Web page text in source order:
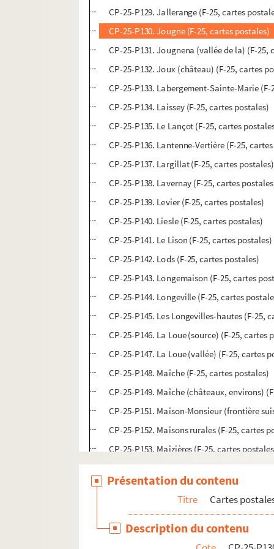
CP-25-P129. Jallerange (F-25, cartes
CP-25-P130. Jougne (F-25, cartes postales)
CP-25-P131. Jougnena (vallée de la) (F-25,
CP-25-P132. Joux (château) (F-25, cartes
CP-25-P133. Labergement-Sainte-Marie
CP-25-P134. Laissey (F-25, cartes postales)
CP-25-P135. Le Lançot (F-25, cartes
CP-25-P136. Lantenne-Vertière (F-25,
CP-25-P137. Largillat (F-25, cartes postales)
CP-25-P138. Lavernay (F-25, cartes
CP-25-P139. Levier (F-25, cartes postales)
CP-25-P140. Liesle (F-25, cartes postales)
CP-25-P141. Le Lison (F-25, cartes postales)
CP-25-P142. Lods (F-25, cartes postales)
CP-25-P143. Longemaison (F-25, cartes
CP-25-P144. Longeville (F-25, cartes
CP-25-P145. Les Longevilles-hautes (F-25,
CP-25-P146. La Loue (source) (F-25, cartes
CP-25-P147. La Loue (vallée) (F-25, cartes
CP-25-P148. Maîche (F-25, cartes postales)
CP-25-P149. Maîche (châteaux, environs)
CP-25-P151. Maison-Monsieur (frontière
CP-25-P152. Maisons rurales (F-25, cartes
CP-25-P153. Maizières (F-25, cartes
CP-25-P154. Malbuisson (F-25, cartes
CP-25-P155. Mamirolle (F-25, cartes
CP-25-P156. Mancenans et château de
CP-25-P157. Marchaux (F-25, cartes
CP-25-P158. Mercy-sous-Montrond (F-25,
Présentation du contenu
Titre Cartes
Description du contenu